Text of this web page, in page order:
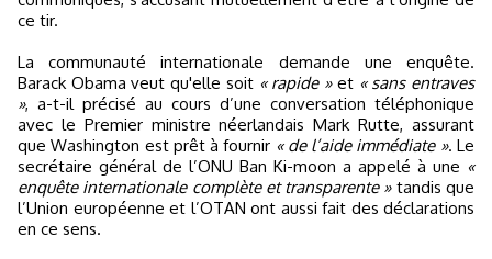
ce tir.
La communauté internationale demande une enquête.
Barack Obama veut qu'elle soit « rapide »et « sans entraves
», a-t-il précisé au cours d’une conversation téléphonique
avec le Premier ministre néerlandais Mark Rutte, assurant
que Washington est prêt à fournir « de l’aide immédiate ». Le
secrétaire général de l’ONU Ban Ki-moon a appelé à une «
enquête internationale complète et transparente »tandis que
l’Union européenne et l’OTAN ont aussi fait des déclarations
en ce sens.